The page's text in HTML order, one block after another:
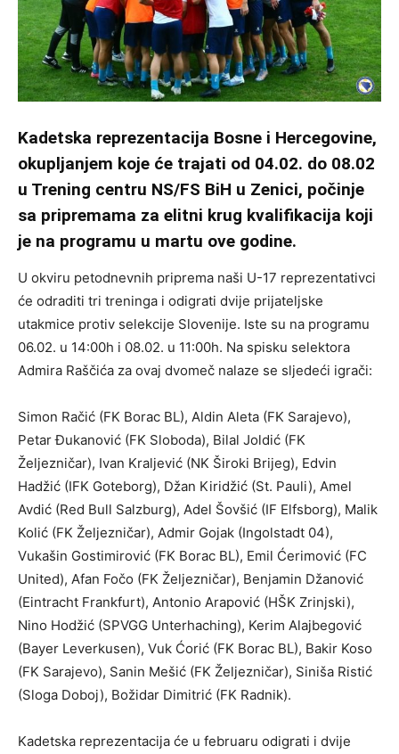
Kadetska reprezentacija Bosne i Hercegovine,
okupljanjem koje će trajati od 04.02. do 08.02
u Trening centru NS/FS BiH u Zenici, počinje
sa pripremama za elitni krug kvalifikacija koji
je na programu u martu ove godine.
U okviru petodnevnih priprema naši U-17 reprezentativci
će odraditi tri treninga i odigrati dvije prijateljske
utakmice protiv selekcije Slovenije. Iste su na programu
06.02. u 14:00h i 08.02. u 11:00h. Na spisku selektora
Admira Raščića za ovaj dvomeč nalaze se sljedeći igrači:
Simon Račić (FK Borac BL), Aldin Aleta (FK Sarajevo),
Petar Đukanović (FK Sloboda), Bilal Joldić (FK
Željezničar), Ivan Kraljević (NK Široki Brijeg), Edvin
Hadžić (IFK Goteborg), Džan Kiridžić (St. Pauli), Amel
Avdić (Red Bull Salzburg), Adel Šovšić (IF Elfsborg), Malik
Kolić (FK Željezničar), Admir Gojak (Ingolstadt 04),
Vukašin Gostimirović (FK Borac BL), Emil Ćerimović (FC
United), Afan Fočo (FK Željezničar), Benjamin Džanović
(Eintracht Frankfurt), Antonio Arapović (HŠK Zrinjski),
Nino Hodžić (SPVGG Unterhaching), Kerim Alajbegović
(Bayer Leverkusen), Vuk Ćorić (FK Borac BL), Bakir Koso
(FK Sarajevo), Sanin Mešić (FK Željezničar), Siniša Ristić
(Sloga Doboj), Božidar Dimitrić (FK Radnik).
Kadetska reprezentacija će u februaru odigrati i dvije